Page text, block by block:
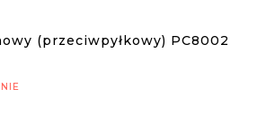
(przeciwpyłkowy) PC8002